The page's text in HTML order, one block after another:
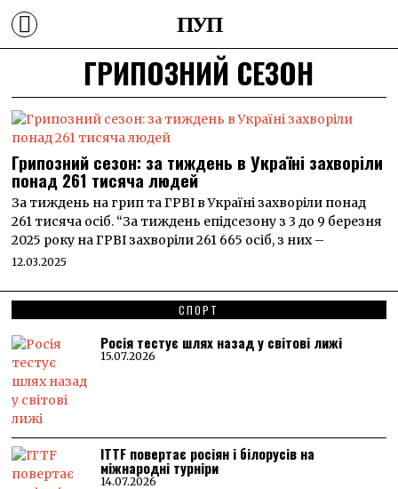
ПУП
ГРИПОЗНИЙ СЕЗОН
Грипозний сезон: за тиждень в Україні захворіли
понад 261 тисяча людей
За тиждень на грип та ГРВІ в Україні захворіли понад
261 тисяча осіб. “За тиждень епідсезону з 3 до 9 березня
2025 року на ГРВІ захворіли 261 665 осіб, з них –
12.03.2025
СПОРТ
Росія тестує шлях назад у світові лижі
15.07.2026
ITTF повертає росіян і білорусів на
міжнародні турніри
14.07.2026